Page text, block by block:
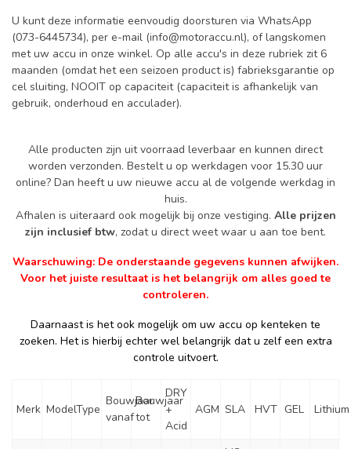
U kunt deze informatie eenvoudig doorsturen via WhatsApp
(073-6445734), per e-mail (info@motoraccu.nl), of langskomen
met uw accu in onze winkel. Op alle accu's in deze rubriek zit 6
maanden (omdat het een seizoen product is) fabrieksgarantie op
cel sluiting, NOOIT op capaciteit (capaciteit is afhankelijk van
gebruik, onderhoud en acculader).
Alle producten zijn uit voorraad leverbaar en kunnen direct
worden verzonden. Bestelt u op werkdagen voor 15.30 uur
online? Dan heeft u uw nieuwe accu al de volgende werkdag in
huis.
Afhalen is uiteraard ook mogelijk bij onze vestiging. Alle prijzen
zijn inclusief btw, zodat u direct weet waar u aan toe bent.
Waarschuwing: De onderstaande gegevens kunnen afwijken.
Voor het juiste resultaat is het belangrijk om alles goed te
controleren.
Daarnaast is het ook mogelijk om uw accu op kenteken te
zoeken. Het is hierbij echter wel belangrijk dat u zelf een extra
controle uitvoert.
Merk ModelType
Bouwjaar
vanaf
Bouwjaar
tot
DRY
+
Acid
AGM SLA HVT GEL Lithium